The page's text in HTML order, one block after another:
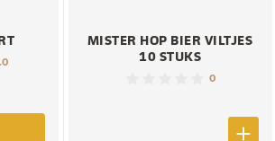
MISTER HOP BIER VILTJES
10 STUKS
0